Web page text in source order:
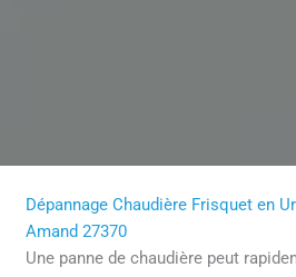
Dépannage Chaudière Frisquet en
Amand 27370
Une panne de chaudière peut